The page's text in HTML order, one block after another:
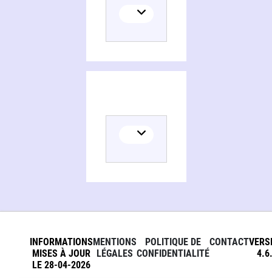
INFORMATIONS
MISES À JOUR
LE 28-04-2026
MENTIONS
LÉGALES
POLITIQUE DE
CONFIDENTIALITÉ
CONTACT